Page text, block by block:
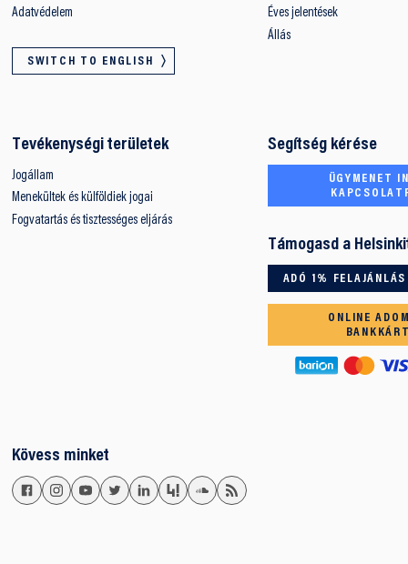
Adatvédelem
SWITCH TO ENGLISH
Éves jelentések
Állás
Tevékenységi területek
Jogállam
Menekültek és külföldiek jogai
Fogvatartás és tisztességes eljárás
Segítség kérése
ÜGYMENET
Támogasd a
ADÓ 1% FELAJÁNLÁS
ONLINE
Kövess minket